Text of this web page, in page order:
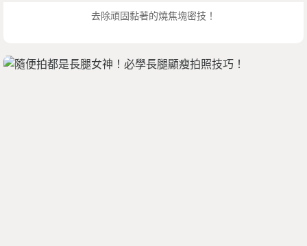
去除頑固黏著的燒焦塊密技！